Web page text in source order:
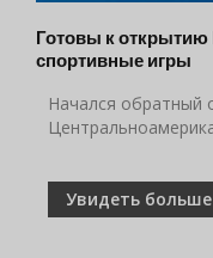
Готовы к открытию
спортивные игры
Начался обратный
Увидеть больше